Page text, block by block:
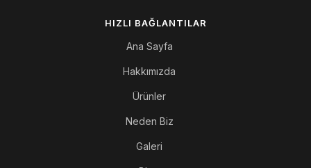
HIZLI BAĞLANTILAR
Ana Sayfa
Hakkımızda
Ürünler
Neden Biz
Galeri